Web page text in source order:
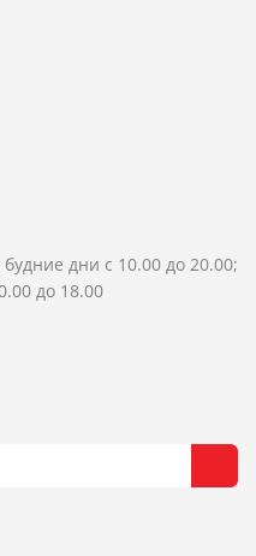
дни с 10.00 до 20.00;
до 18.00